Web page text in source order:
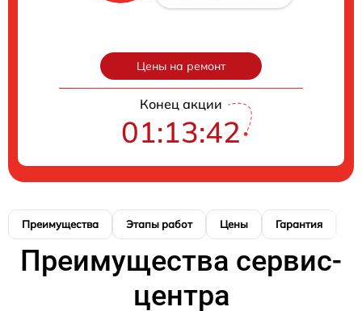
Цены на ремонт
Конец акции
01:13:41
Преимущества Этапы работ Цены Гарантия
Преимущества сервис-
центра